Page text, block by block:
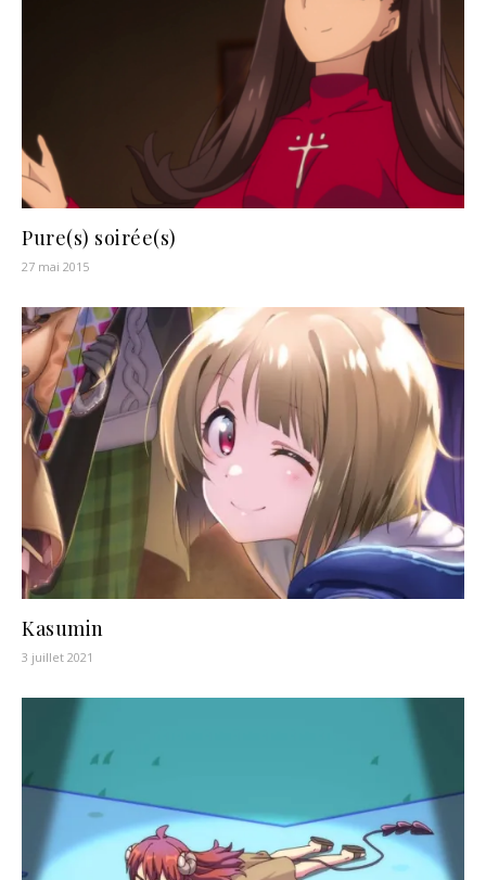
Pure(s) soirée(s)
27 mai 2015
Kasumin
3 juillet 2021